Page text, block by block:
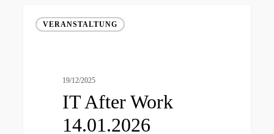
After
VERANSTALTUNG
19/12/2025
IT After Work
14.01.2026